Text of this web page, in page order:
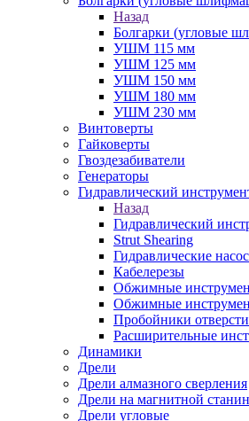
Назад
Болгарки (угловые
УШМ 115 мм
УШМ 125 мм
УШМ 150 мм
УШМ 180 мм
УШМ 230 мм
Винтоверты
Гайковерты
Гвоздезабиватели
Генераторы
Гидравлический
Назад
Гидравлический
Strut Shearing
Гидравлические
Кабелерезы
Обжимные
Обжимные
Пробойники
Расширительные
Динамики
Дрели
Дрели алмазного сверления
Дрели на магнитной
Дрели угловые